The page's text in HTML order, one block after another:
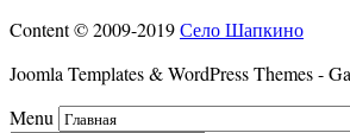
Content © 2009-2019Село Шапкино
Joomla Templates & WordPress Themes -
Menu